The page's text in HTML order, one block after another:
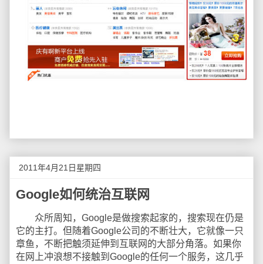
2011年4月21日星期四
Google如何统治互联网
众所周知，Google是做搜索起家的，搜索现在仍是
它的主打。但随着Google公司的不断壮大，它就像一只
章鱼，不断把触须延伸到互联网的大部分角落。如果你
在网上冲浪想不接触到Google的任何一个服务，这几乎